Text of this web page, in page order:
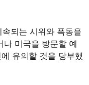
되는 시위와 폭동을
미국을 방문할 예
유의할 것을 당부했